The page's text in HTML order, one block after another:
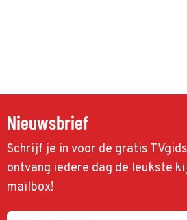
Nieuwsbrief
Schrijf je in voor de gratis
ontvang iedere dag de leukste
mailbox!